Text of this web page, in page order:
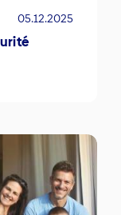
05.12.2025